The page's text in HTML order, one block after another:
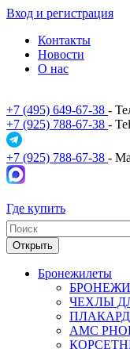
Вход и регистрация
Контакты
Новости
О нас
+7 (495) 649-67-38 -
+7 (925) 788-67-38 -
+7 (925) 788-67-38 -
Где купить
Открыть
Бронежилеты
ЧЕХЛЫ
АМС